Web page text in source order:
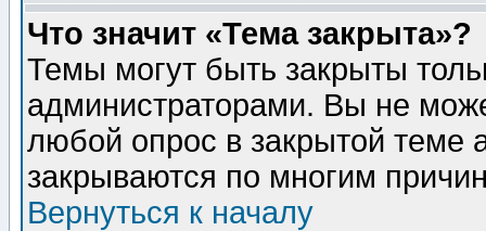
Что значит «Тема закрыта»?
Темы могут быть закрыты
администраторами. Вы не
любой опрос в закрытой теме
закрываются по многим
Вернуться к началу